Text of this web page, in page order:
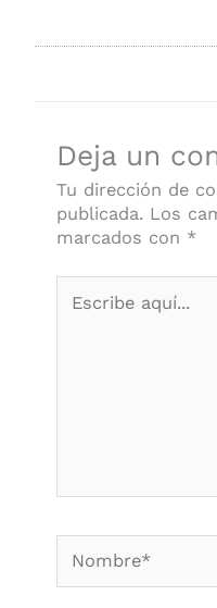
Deja un
Tu dirección de
publicada. Los
marcados con *
aquí...